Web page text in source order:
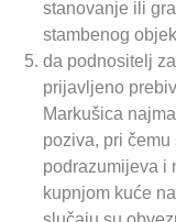
stanovanje ili
stambenog
da podnositelj
prijavljeno
Markušica
poziva, pri čemu
podrazumijeva i
kupnjom kuće